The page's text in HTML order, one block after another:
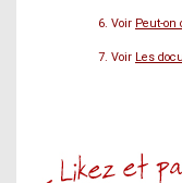
6. Voir Peut-on
7. Voir Les